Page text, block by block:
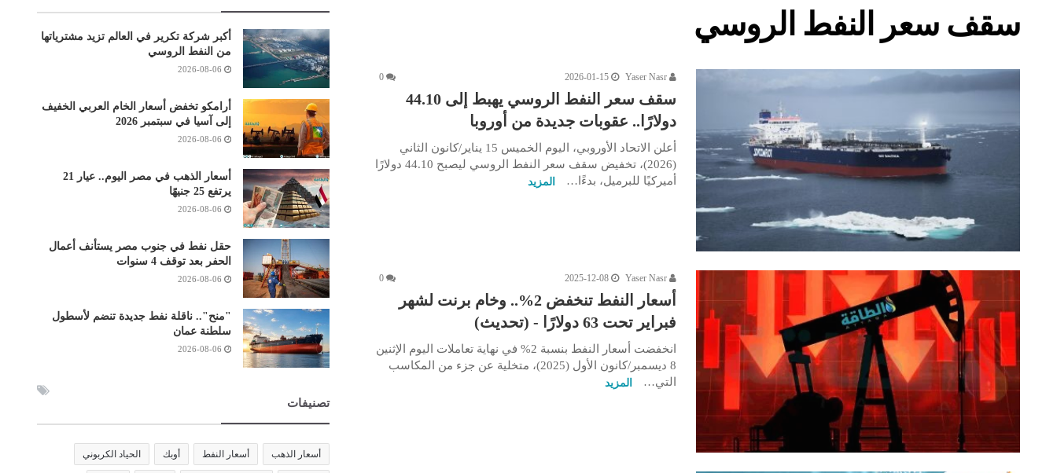
سقف سعر النفط الروسي
Yaser Nasr
2026-01-15
0
سقف سعر النفط الروسي يهبط إلى 44.10
دولارًا.. عقوبات جديدة من أوروبا
أعلن الاتحاد الأوروبي، اليوم الخميس 15 يناير/كانون الثاني
(2026)، تخفيض سقف سعر النفط الروسي ليصبح 44.10 دولارًا
أميركيًا للبرميل، بدءًا…
المزيد
Yaser Nasr
2025-12-08
0
أسعار النفط تنخفض 2%.. وخام برنت لشهر
فبراير تحت 63 دولارًا - (تحديث)
انخفضت أسعار النفط بنسبة 2% في نهاية تعاملات اليوم الإثنين
8 ديسمبر/كانون الأول (2025)، متخلية عن جزء من المكاسب
التي…
المزيد
أكبر شركة تكرير في العالم تزيد مشترياتها
من النفط الروسي
2026-08-06
أرامكو تخفض أسعار الخام العربي الخفيف
إلى آسيا في سبتمبر 2026
2026-08-06
أسعار الذهب في مصر اليوم.. عيار 21
يرتفع 25 جنيهًا
2026-08-06
حقل نفط في جنوب مصر يستأنف أعمال
الحفر بعد توقف 4 سنوات
2026-08-06
"منح".. ناقلة نفط جديدة تنضم لأسطول
سلطنة عمان
2026-08-06
تصنيفات
أسعار الذهب أسعار النفط أوبك الحياد الكربوني